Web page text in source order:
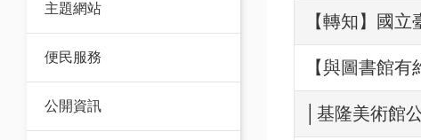
主題網站
便民服務
公開資訊
【轉知】國
【與圖書館
│基隆美術館